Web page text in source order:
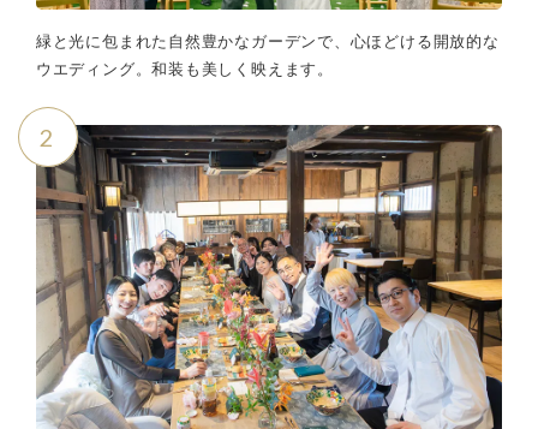
緑と光に包まれた自然豊かなガーデンで、心ほどける開放的な
ウエディング。和装も美しく映えます。
2